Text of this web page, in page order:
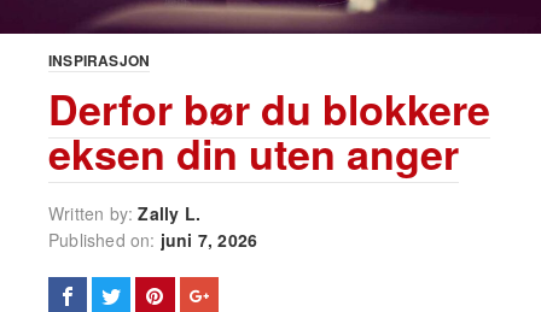
INSPIRASJON
Derfor bør du blokkere
eksen din uten anger
Written by:Zally L.
Published on: juni 7, 2026